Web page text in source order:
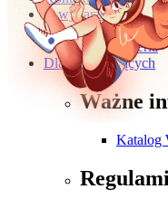
O wydarzeniu
O
Galeria
Dla Zwiedzających
Ważne
Katalog